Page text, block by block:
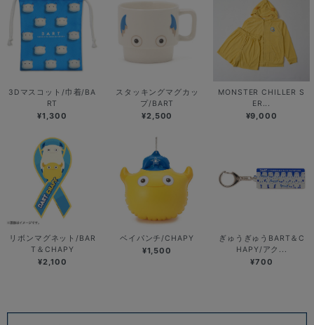
3Dマスコット/巾着/BA
RT
¥1,300
スタッキングマグカッ
プ/BART
¥2,500
MONSTER CHILLER S
ER...
¥9,000
リボンマグネット/BAR
T＆CHAPY
¥2,100
ベイパンチ/CHAPY
¥1,500
ぎゅうぎゅうBART＆C
HAPY/アク...
¥700